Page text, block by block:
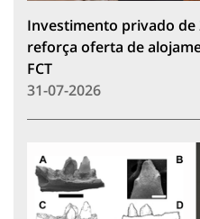
Investimento privado de
reforça oferta de
FCT
31-07-2026